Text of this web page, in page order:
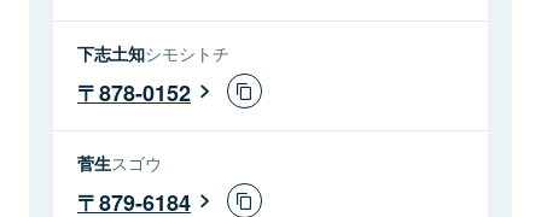
下志土知シモシトチ
878-0152
菅生スゴウ
879-6184